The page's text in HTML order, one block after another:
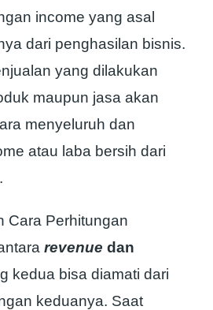
income yang asal
dari penghasilan bisnis.
yang dilakukan
maupun jasa akan
menyeluruh dan
atau laba bersih dari
Cara Perhitungan
revenue dan
kedua bisa diamati dari
keduanya. Saat